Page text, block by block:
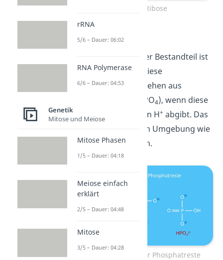
Bau der Ribose
Phosphatrest
Ein weiterer wichtiger Bestandteil ist
derPhosphatrest
. Diese
Phosphatreste entstehen aus
PO4), wenn diese
Wasserstoffprotonen H+ abgibt. Das
ist in einer wässrigen Umgebung wie
in einer Zelle möglich.
Strukturformeln der Phosphatreste
rRNA
5/6 – Dauer: 06:02
RNA Polymerase
6/6 – Dauer: 04:53
Genetik
Mitose und Meiose
Mitose Phasen
1/5 – Dauer: 04:18
Meiose einfach
erklärt
2/5 – Dauer: 04:48
Mitose
3/5 – Dauer: 04:28